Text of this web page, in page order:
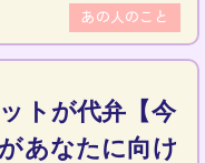
あの人のこと
トが代弁【今
あなたに向け